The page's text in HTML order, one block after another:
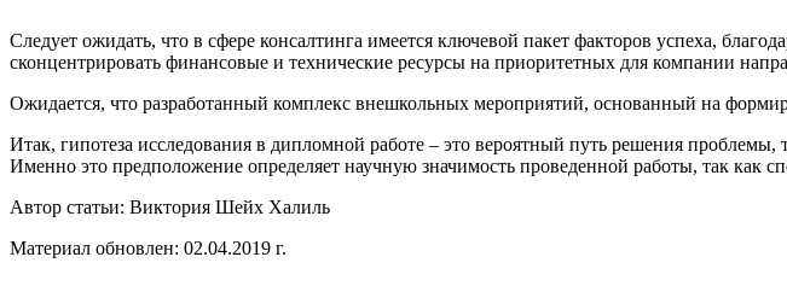
Следует ожидать, что в сфере консалтинга имеется ключевой пакет факторов успеха,
сконцентрировать финансовые и технические ресурсы на приоритетных для компании
Ожидается, что разработанный комплекс внешкольных мероприятий, основанный на
Итак, гипотеза исследования в дипломной работе – это вероятный путь решения
Именно это предположение определяет научную значимость проведенной работы, так как
Автор статьи: Виктория Шейх Халиль
Материал обновлен: 02.04.2019 г.